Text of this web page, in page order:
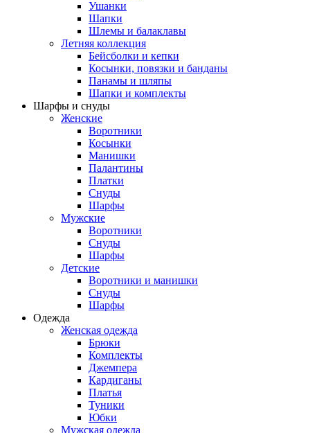
Ушанки
Шапки
Шлемы и балаклавы
Летняя коллекция
Бейсболки и кепки
Косынки, повязки и банданы
Панамы и шляпы
Шапки и комплекты
Шарфы и снуды
Женские
Воротники
Косынки
Манишки
Палантины
Платки
Снуды
Шарфы
Мужские
Воротники
Снуды
Шарфы
Детские
Воротники и манишки
Снуды
Шарфы
Одежда
Женская одежда
Брюки
Комплекты
Джемпера
Кардиганы
Платья
Туники
Юбки
Мужская одежда